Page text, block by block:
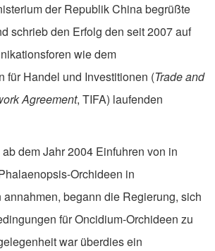
der Republik China begrüßte
schrieb den Erfolg den seit 2007 auf
wie dem
für Handel und Investitionen (Trade and
Agreement, TIFA) laufenden
dem Jahr 2004 Einfuhren von in
Orchideen in
begann die Regierung, sich
für Oncidium-Orchideen zu
war überdies ein